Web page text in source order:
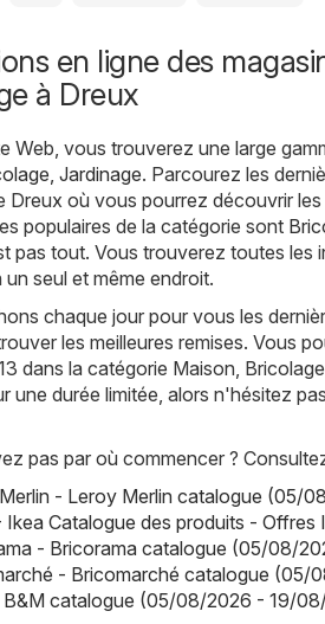
en ligne des
à Dreux
Web, vous trouverez une large
Jardinage. Parcourez les
Dreux où vous pourrez découvrir
populaires de la catégorie sont
pas tout. Vous trouverez toutes les
un seul et même endroit.
chaque jour pour vous les
les meilleures remises. Vous
dans la catégorie Maison,
une durée limitée, alors n'hésitez
pas par où commencer ?
- Leroy Merlin catalogue (05/
Ikea Catalogue des produits -
- Bricorama catalogue (05/08/
- Bricomarché catalogue (05/
B&M catalogue (05/08/2026 - 19/